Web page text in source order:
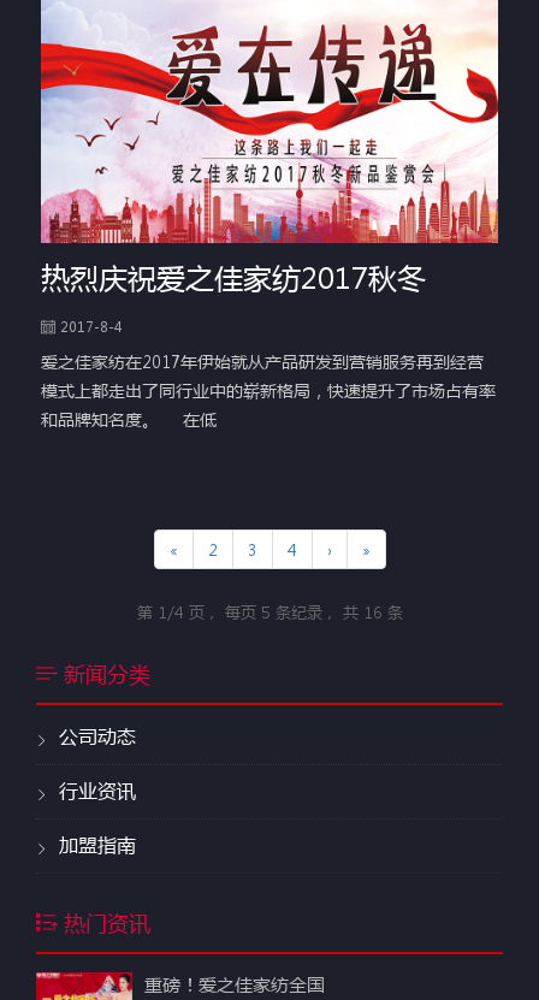
热烈庆祝爱之佳家纺2017秋冬
2017-8-4
爱之佳家纺在2017年伊始就从产品研发到营销服务再到经营
模式上都走出了同行业中的崭新格局，快速提升了市场占有率
和品牌知名度。 在低
« 2 3 4 › »
第 1/4 页， 每页 5 条纪录， 共 16 条
新闻分类
公司动态
行业资讯
加盟指南
热门资讯
重磅！爱之佳家纺全国